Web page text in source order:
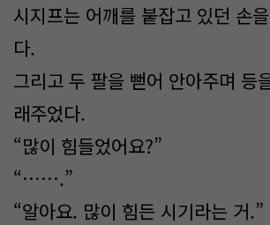
시지프는 어깨를 붙잡고 있던 손
다.
그리고 두 팔을 뻗어 안아주며 등
래주었다.
“많이 힘들었어요?”
“…….”
“알아요. 많이 힘든 시기라는 거.”